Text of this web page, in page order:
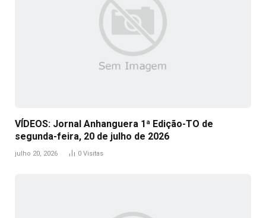
VÍDEOS: Jornal Anhanguera 1ª Edição-TO de
segunda-feira, 20 de julho de 2026
julho 20, 2026 0 Visitas